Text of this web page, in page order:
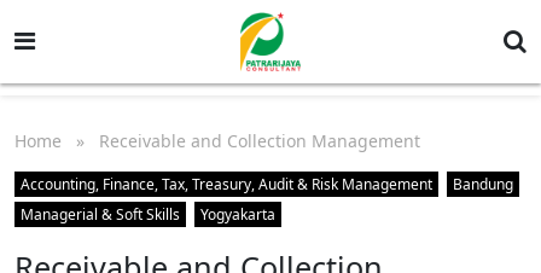
Home » Receivable and Collection Management
Accounting, Finance, Tax, Treasury, Audit & Risk Management
Bandung
Managerial & Soft Skills
Yogyakarta